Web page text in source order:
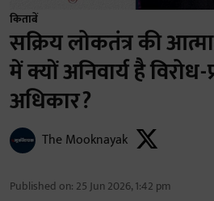
किताबें
सक्रिय लोकतंत्र की
में क्यों अनिवार्य है विरोध-
अधिकार?
The Mooknayak
Published on: 25 Jun 2026, 1:42 pm